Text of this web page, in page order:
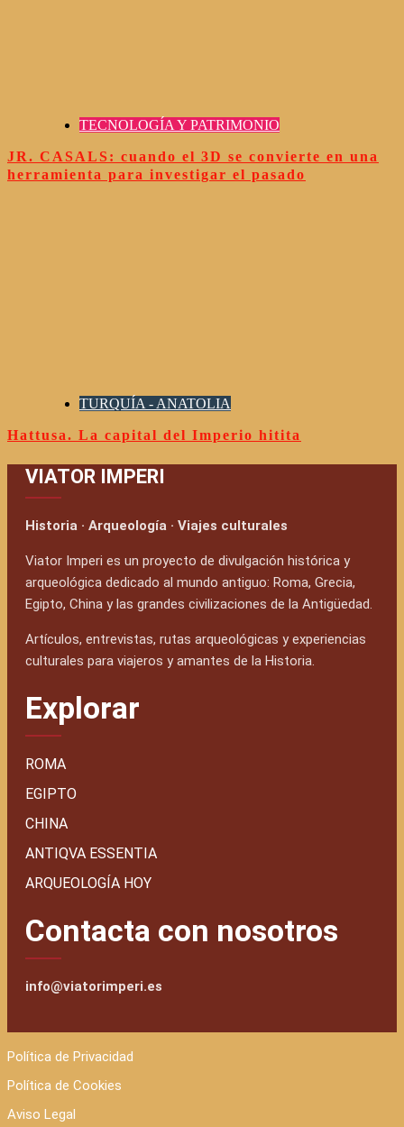
TECNOLOGÍA Y PATRIMONIO
JR. CASALS: cuando el 3D se convierte en una
herramienta para investigar el pasado
TURQUÍA - ANATOLIA
Hattusa. La capital del Imperio hitita
VIATOR IMPERI
Historia · Arqueología · Viajes culturales
Viator Imperi es un proyecto de divulgación histórica y
arqueológica dedicado al mundo antiguo: Roma, Grecia,
Egipto, China y las grandes civilizaciones de la Antigüedad.
Artículos, entrevistas, rutas arqueológicas y experiencias
culturales para viajeros y amantes de la Historia.
Explorar
ROMA
EGIPTO
CHINA
ANTIQVA ESSENTIA
ARQUEOLOGÍA HOY
Contacta con nosotros
info@viatorimperi.es
Política de Privacidad
Política de Cookies
Aviso Legal